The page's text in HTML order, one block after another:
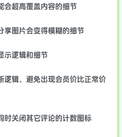
会超高覆盖内容的细节
享图片会变得模糊的细节
示逻辑和细节
逻辑，避免出现会员价比正常价
时关闭其它评论的计数图标